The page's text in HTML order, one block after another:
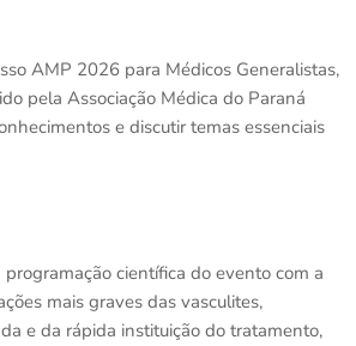
AMP 2026 para Médicos Generalistas,
pela Associação Médica do Paraná
e discutir temas essenciais
científica do evento com a
mais graves das vasculites,
e da rápida instituição do tratamento,